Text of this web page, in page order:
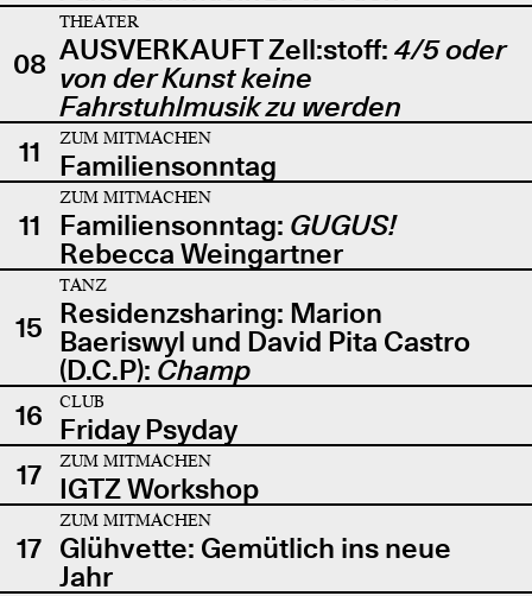
08
THEATER
AUSVERKAUFT Zell:stoff: 4/5 oder
von der Kunst keine
Fahrstuhlmusik zu werden
11
ZUM MITMACHEN
Familiensonntag
11
ZUM MITMACHEN
Familiensonntag: GUGUS!
Rebecca Weingartner
15
TANZ
Residenzsharing: Marion
Baeriswyl und David Pita Castro
(D.C.P): Champ
16
CLUB
Friday Psyday
17
ZUM MITMACHEN
IGTZ Workshop
17
ZUM MITMACHEN
Glühvette: Gemütlich ins neue
Jahr